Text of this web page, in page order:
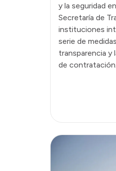
y la seguridad
Secretaría de
instituciones
serie de
transparencia y
de contratación.